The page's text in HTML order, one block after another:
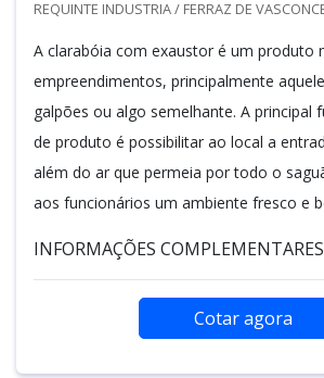
REQUINTE INDUSTRIA / FERRAZ DE
A clarabóia com exaustor é um produto
empreendimentos, principalmente
galpões ou algo semelhante. A principal
de produto é possibilitar ao local a
além do ar que permeia por todo o
aos funcionários um ambiente fresco e
INFORMAÇÕES COMPLEMENTARES
Cotar agora